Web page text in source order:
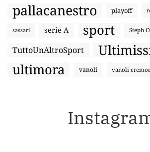
pallacanestro playoff
sassari serie A sport Steph
TuttoUnAltroSport
ultimora vanoli vanoli